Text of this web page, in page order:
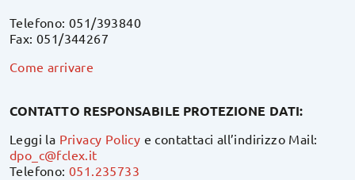
Telefono: 051/393840
Fax: 051/344267
Come arrivare
CONTATTO RESPONSABILE PROTEZIONE DATI:
Leggi la Privacy Policy e contattaci all’indirizzo Mail:
dpo_c@fclex.it
Telefono:051.235733